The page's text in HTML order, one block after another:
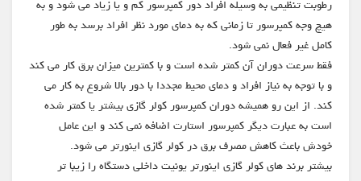
رطوبت تنظیمی به وسیله افراد دور کمپرسور کم و یا زیاد می شود و به
هیچ وجه کمپرسور تا زمانی که به دمای مورد نظر افراد برسد به طور
کامل غیر فعال نمی شود.
فقط سرعت دوران آن کمتر شده است و با کمترین میزان برق کار می کند
و با توجه به نیاز افراد و دمای محیط مجددا با دور بالا شروع به کار می
کند. از این رو همیشه دوران کمپرسور کولر گازی بیشتر یا کمتر شده
است به عبارت دیگر کمپرسور استارت اضافه نمی کند و این عامل
خودش باعث کاهش مصرف برق در کولر گازی اینورتر می شود.
بیشتر برند های کولر گازی اینورتر یونیت داخلی دستگاه را زیبا تر